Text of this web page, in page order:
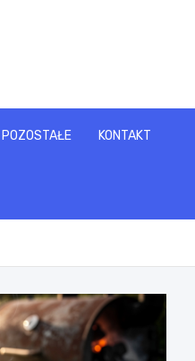
POZOSTAŁE KONTAKT